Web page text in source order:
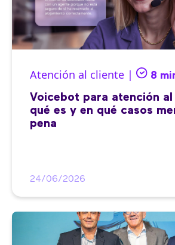
Atención al cliente | 8
Voicebot para atención
qué es y en qué casos
pena
24/06/2026